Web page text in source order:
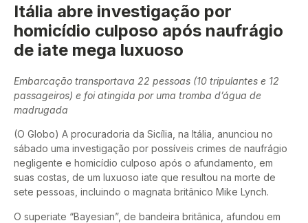
Itália abre investigação por
homicídio culposo após naufrágio
de iate mega luxuoso
Embarcação transportava 22 pessoas (10 tripulantes e 12
passageiros) e foi atingida por uma tromba d’água de
madrugada
(O Globo) A procuradoria da Sicília, na Itália, anunciou no
sábado uma investigação por possíveis crimes de naufrágio
negligente e homicídio culposo após o afundamento, em
suas costas, de um luxuoso iate que resultou na morte de
sete pessoas, incluindo o magnata britânico Mike Lynch.
O superiate “Bayesian”, de bandeira britânica, afundou em